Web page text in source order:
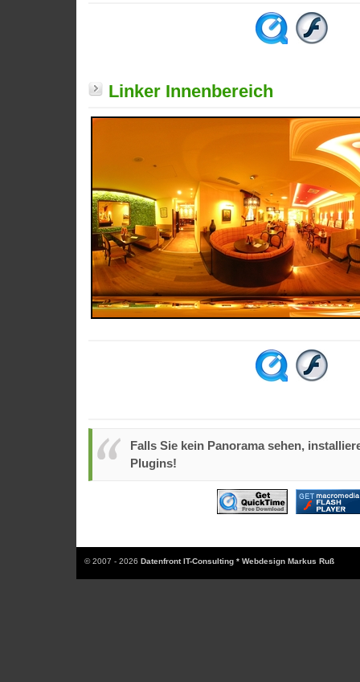
Linker Innenbereich
Falls Sie kein Panorama sehen,
Plugins!
© 2007 - 2026 Datenfront IT-Consulting * Webdesign Markus Ruß